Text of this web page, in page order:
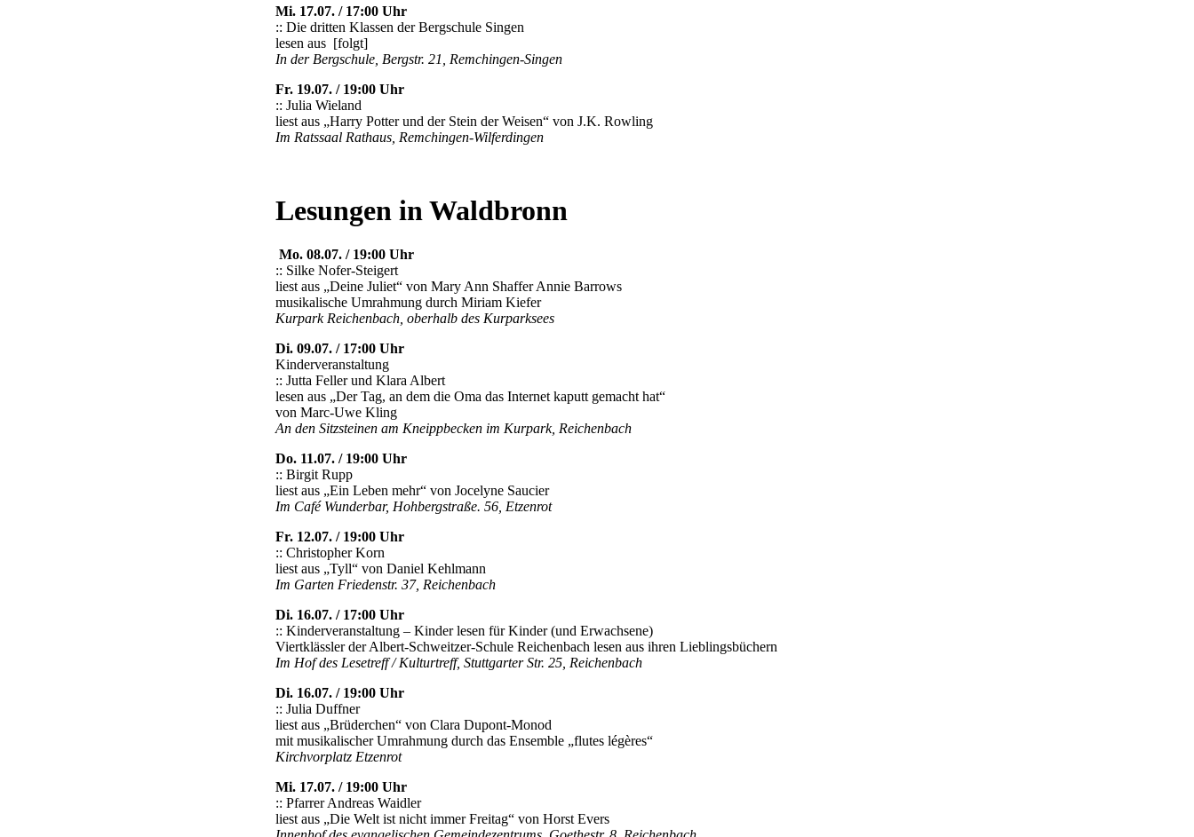
Mi. 17.07. / 17:00 Uhr
:: Die dritten Klassen der Bergschule Singen
lesen aus [folgt]
In der Bergschule, Bergstr. 21, Remchingen-Singen
Fr. 19.07. / 19:00 Uhr
:: Julia Wieland
liest aus „Harry Potter und der Stein der Weisen“ von J.K. Rowling
Im Ratssaal Rathaus, Remchingen-Wilferdingen
Lesungen in Waldbronn
Mo. 08.07. / 19:00 Uhr
:: Silke Nofer-Steigert
liest aus „Deine Juliet“ von Mary Ann Shaffer Annie Barrows
musikalische Umrahmung durch Miriam Kiefer
Kurpark Reichenbach, oberhalb des Kurparksees
Di. 09.07. / 17:00 Uhr
Kinderveranstaltung
:: Jutta Feller und Klara Albert
lesen aus „Der Tag, an dem die Oma das Internet kaputt gemacht hat“
von Marc-Uwe Kling
An den Sitzsteinen am Kneippbecken im Kurpark, Reichenbach
Do. 11.07. / 19:00 Uhr
:: Birgit Rupp
liest aus „Ein Leben mehr“ von Jocelyne Saucier
Im Café Wunderbar, Hohbergstraße. 56, Etzenrot
Fr. 12.07. / 19:00 Uhr
:: Christopher Korn
liest aus „Tyll“ von Daniel Kehlmann
Im Garten Friedenstr. 37, Reichenbach
Di. 16.07. / 17:00 Uhr
:: Kinderveranstaltung – Kinder lesen für Kinder (und Erwachsene)
Viertklässler der Albert-Schweitzer-Schule Reichenbach lesen aus ihren Lieblingsbüchern
Im Hof des Lesetreff / Kulturtreff, Stuttgarter Str. 25, Reichenbach
Di. 16.07. / 19:00 Uhr
:: Julia Duffner
liest aus „Brüderchen“ von Clara Dupont-Monod
mit musikalischer Umrahmung durch das Ensemble „flutes légères“
Kirchvorplatz Etzenrot
Mi. 17.07. / 19:00 Uhr
:: Pfarrer Andreas Waidler
liest aus „Die Welt ist nicht immer Freitag“ von Horst Evers